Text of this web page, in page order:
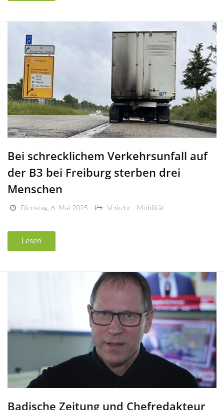
Bei schrecklichem Verkehrsunfall auf
der B3 bei Freiburg sterben drei
Menschen
Dienstag, 6. Mai 2025 Verkehr - Mobilität
Lesen
Badische Zeitung und Chefredakteur